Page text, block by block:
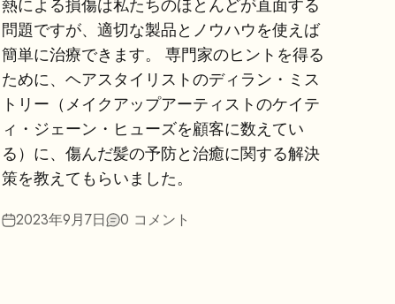
熱による損傷は私たちのほとんどが直面する
問題ですが、適切な製品とノウハウを使えば
簡単に治療できます。 専門家のヒントを得る
ために、ヘアスタイリストのディラン・ミス
トリー（メイクアップアーティストのケイテ
ィ・ジェーン・ヒューズを顧客に数えてい
る）に、傷んだ髪の予防と治癒に関する解決
策を教えてもらいました。
2023年9月7日 0 コメント